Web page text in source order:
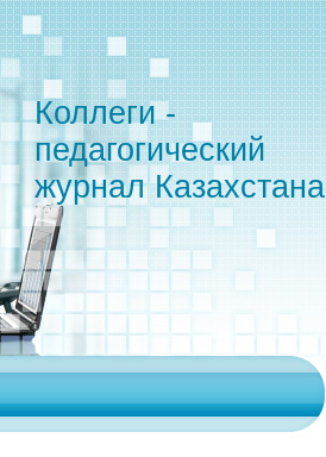
Коллеги -
педагогический
журнал Казахстана